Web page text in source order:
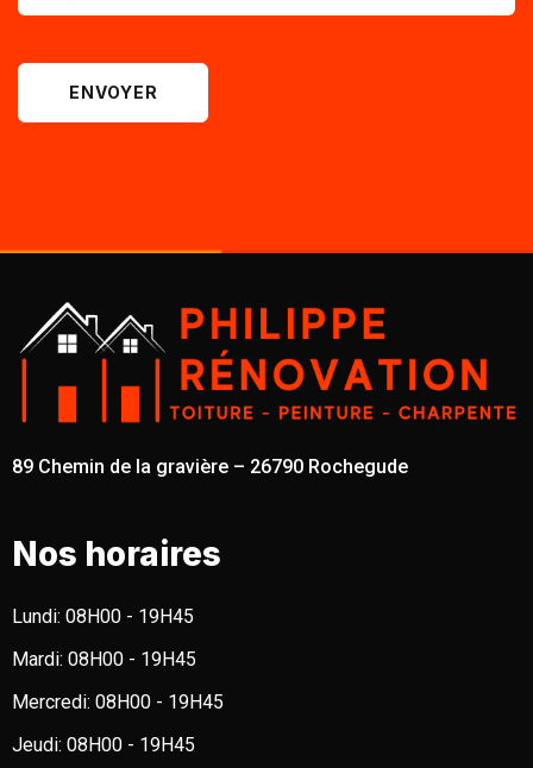
ENVOYER
89 Chemin de la gravière – 26790 Rochegude
Nos horaires
Lundi: 08H00 - 19H45
Mardi: 08H00 - 19H45
Mercredi: 08H00 - 19H45
Jeudi: 08H00 - 19H45